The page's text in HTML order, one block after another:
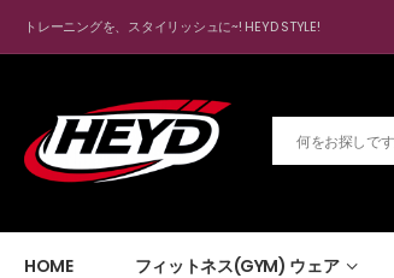
トレーニングを、スタイリッシュに~! HEYD STYLE!
HOME フィットネス(GYM) ウェア